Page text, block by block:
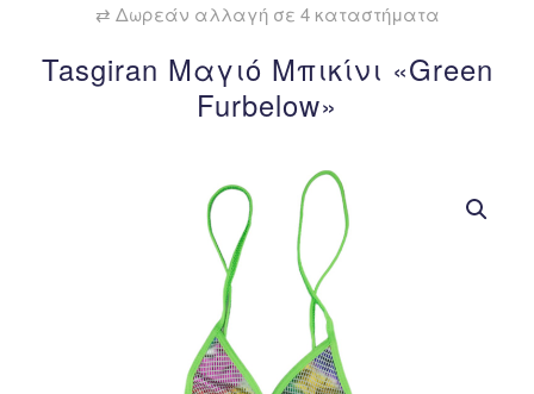
⇄ Δωρεάν αλλαγή σε 4 καταστήματα
Tasgiran Μαγιό Μπικίνι «Green
Furbelow»